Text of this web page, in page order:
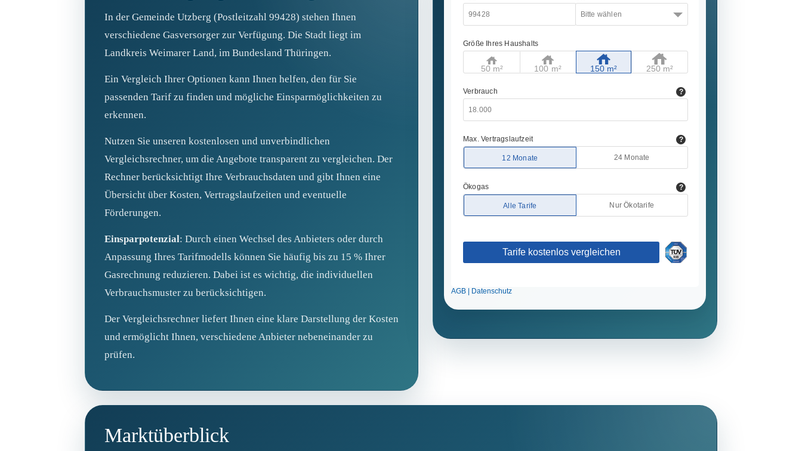
In der Gemeinde Utzberg (Postleitzahl 99428) stehen Ihnen
verschiedene Gasversorger zur Verfügung. Die Stadt liegt im
Landkreis Weimarer Land, im Bundesland Thüringen.
Ein Vergleich Ihrer Optionen kann Ihnen helfen, den für Sie
passenden Tarif zu finden und mögliche Einsparmöglichkeiten zu
erkennen.
Nutzen Sie unseren kostenlosen und unverbindlichen
Vergleichsrechner, um die Angebote transparent zu vergleichen. Der
Rechner berücksichtigt Ihre Verbrauchsdaten und gibt Ihnen eine
Übersicht über Kosten, Vertragslaufzeiten und eventuelle
Förderungen.
Einsparpotenzial: Durch einen Wechsel des Anbieters oder durch
Anpassung Ihres Tarifmodells können Sie häufig bis zu 15 % Ihrer
Gasrechnung reduzieren. Dabei ist es wichtig, die individuellen
Verbrauchsmuster zu berücksichtigen.
Der Vergleichsrechner liefert Ihnen eine klare Darstellung der Kosten
und ermöglicht Ihnen, verschiedene Anbieter nebeneinander zu
prüfen.
Marktüberblick